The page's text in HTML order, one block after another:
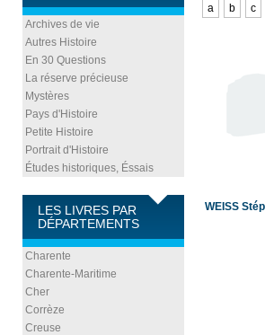
Archives de vie
Autres Histoire
En 30 Questions
La réserve précieuse
Mystères
Pays d'Histoire
Petite Histoire
Portrait d'Histoire
Études historiques, Éssais
LES LIVRES PAR
DÉPARTEMENTS
Charente
Charente-Maritime
Cher
Corrèze
Creuse
a
b c
WEISS